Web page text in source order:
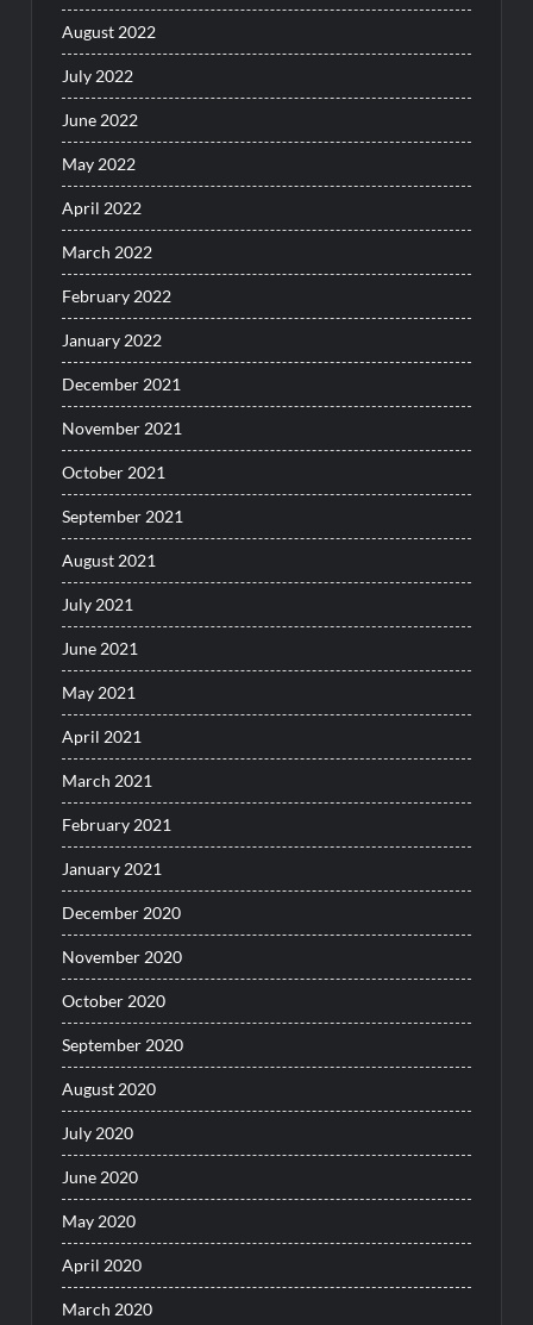
August 2022
July 2022
June 2022
May 2022
April 2022
March 2022
February 2022
January 2022
December 2021
November 2021
October 2021
September 2021
August 2021
July 2021
June 2021
May 2021
April 2021
March 2021
February 2021
January 2021
December 2020
November 2020
October 2020
September 2020
August 2020
July 2020
June 2020
May 2020
April 2020
March 2020